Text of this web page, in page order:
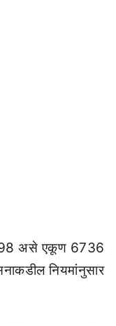
असे एकूण 6736
नियमांनुसार